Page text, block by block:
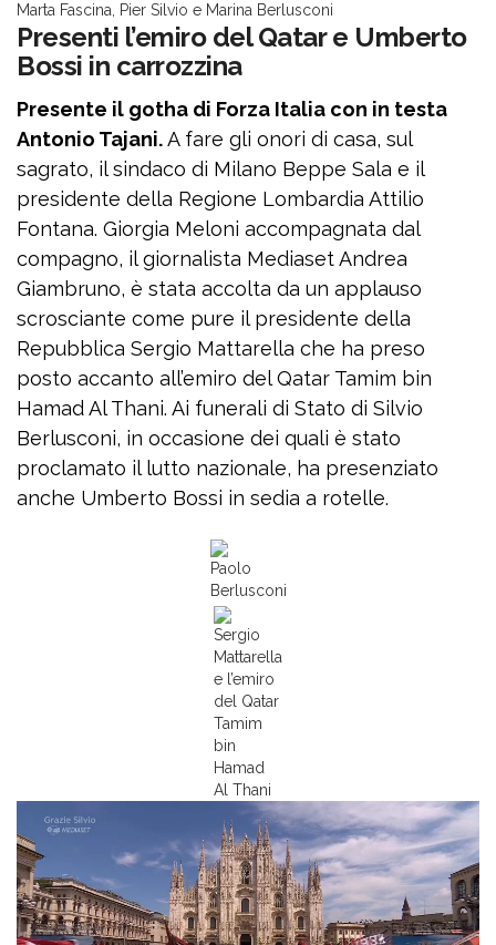
Marta Fascina, Pier Silvio e Marina Berlusconi
Presenti l’emiro del Qatar e Umberto
Bossi in carrozzina
Presente il gotha di Forza Italia con in testa
Antonio Tajani.A fare gli onori di casa, sul
sagrato, il sindaco di Milano Beppe Sala e il
presidente della Regione Lombardia Attilio
Fontana. Giorgia Meloni accompagnata dal
compagno, il giornalista Mediaset Andrea
Giambruno, è stata accolta da un applauso
scrosciante come pure il presidente della
Repubblica Sergio Mattarella che ha preso
posto accanto all’emiro del Qatar Tamim bin
Hamad Al Thani. Ai funerali di Stato di Silvio
Berlusconi, in occasione dei quali è stato
proclamato il lutto nazionale, ha presenziato
anche Umberto Bossi in sedia a rotelle.
Paolo
Berlusconi
Sergio
Mattarella
e l’emiro
del Qatar
Tamim
bin
Hamad
Al Thani